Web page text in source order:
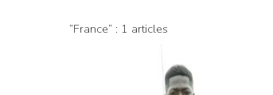
“France” : 1 articles